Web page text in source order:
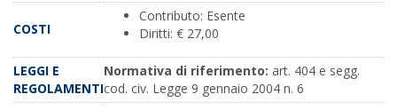
COSTI
Contributo: Esente
Diritti: € 27,00
LEGGI E
REGOLAMENTI
Normativa di riferimento: art. 404 e segg.
cod. civ. Legge 9 gennaio 2004 n. 6